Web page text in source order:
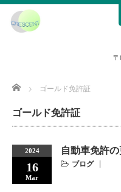
Home ゴールド免許証
ゴールド免許証
2024
16
Mar
自動車免許
ブログ